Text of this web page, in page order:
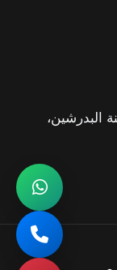
البدرشين،